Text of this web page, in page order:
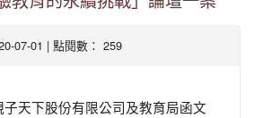
07-01 | 點閱數： 259
天下股份有限公司及教育局函文